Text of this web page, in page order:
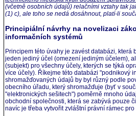
(včetně osobních údajů) relačními vztahy tak
(1) c), ale toho se nedá dosáhnout, platí-li
Principiální návrhy na novelizaci
informačních systémů
Principem této úvahy je zavést databázi,
jeden jediný účel (omezení jediným účelem),
(subjekt) pro všechny účely, kterých se týká
více účely). Říkejme této databázi "podnikový
shromažďovaných údajů by byl různý podle
obecního úřadu, který shromažďuje (byť v
"elektronických sešitech") poměrně mnoho
obchodní společnosti, která se zabývá pouze
navíc je třeba vytvořit zvláštní právní rámec